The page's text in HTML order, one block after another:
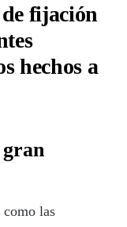
fijación
hechos a
como las